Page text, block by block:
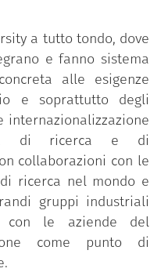
a tutto tondo, dove
e fanno sistema
alle esigenze
e soprattutto degli
di ricerca e di
collaborazioni con le
ricerca nel mondo e
gruppi industriali
con le aziende del
come punto di